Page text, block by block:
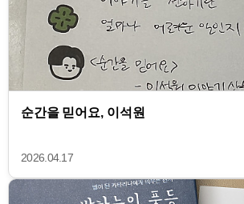
순간을 믿어요, 이석원
2026.04.17